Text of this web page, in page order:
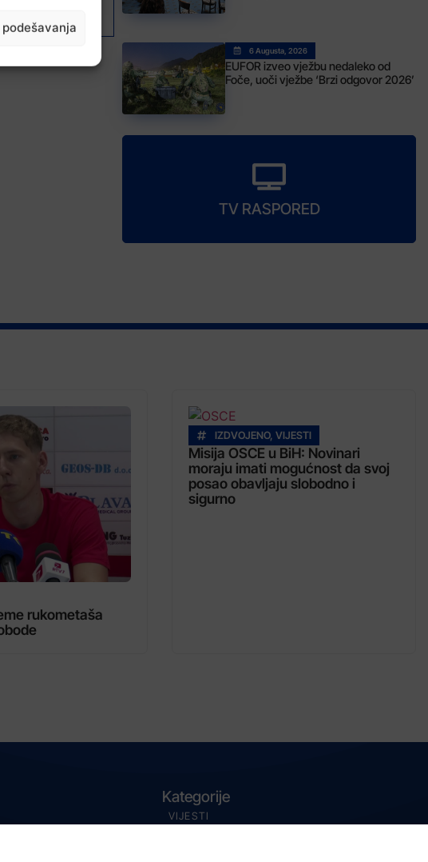
6 Augusta, 2026
EUFOR izveo vježbu nedaleko od
Foče, uoči vježbe ‘Brzi odgovor 2026’
TV RASPORED
rukometaša
IZDVOJENO, VIJESTI
Misija OSCE u BiH: Novinari
moraju imati mogućnost da svoj
posao obavljaju slobodno i
sigurno
Kategorije
VIJESTI